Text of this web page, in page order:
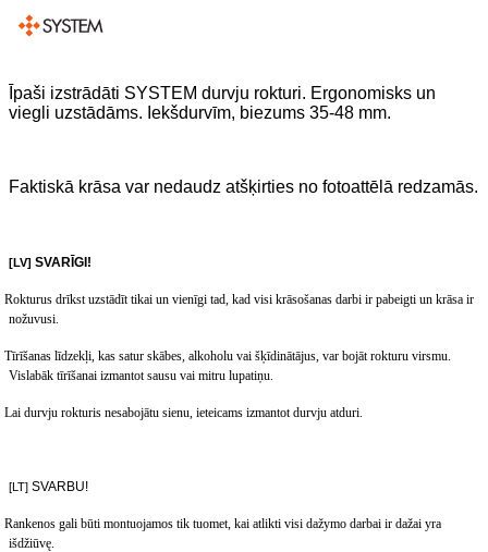
Īpaši izstrādāti SYSTEM durvju rokturi. Ergonomisks un
viegli uzstādāms. Iekšdurvīm, biezums 35-48 mm.
Faktiskā krāsa var nedaudz atšķirties no fotoattēlā redzamās.
[LV] SVARĪGI !
Rokturus drīkst uzstādīt tikai un vienīgi tad, kad visi krāsošanas darbi ir pabeigti un krāsa ir
nožuvusi.
Tīrīšanas līdzekļi, kas satur skābes, alkoholu vai šķīdinātājus, var bojāt rokturu virsmu.
Vislabāk tīrīšanai izmantot sausu vai mitru lupatiņu.
Lai durvju rokturis nesabojātu sienu, ieteicams izmantot durvju atduri.
[LT] SVARBU!
Rankenos gali būti montuojamos tik tuomet, kai atlikti visi dažymo darbai ir dažai yra
išdžiūvę.